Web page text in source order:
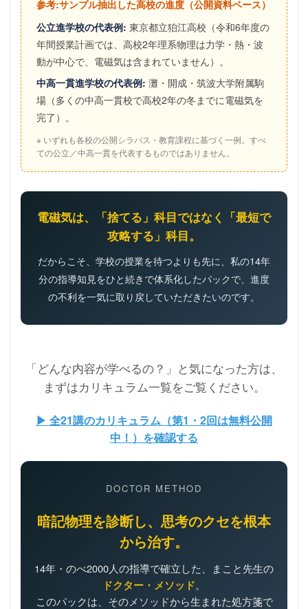
参考:サンプル抽出した高校の進度（公開資料ベース）
公立進学校の代表例: 東京都立狛江高校（令和6年度の
年間授業計画では、高校2年理系物理は力学・熱・波
動が中心で、電磁気は含まれていません）。
中高一貫進学校の代表例: 灘・開成・筑波大学附属駒
場（多くの中高一貫校で高校2年の冬までに電磁気を
完了）。
※ いずれも各校の公開シラバス・教育課程に基づく一例。すべ
ての公立／中高一貫を代表するものではありません。
電磁気は、「捨てる」科目ではなく「最短で
攻略する」科目。
だからこそ、学校の授業を待つよりも先に、私の14年
分の指導知見をひと続きで体系化したパックで、進度
の不利を一気に取り戻していただきたいのです。
「どんな内容が学べるの？」と気になった方は、
まずはカリキュラム一覧をご覧ください。
▶ 全21講のカリキュラム（第1・2回は無料公開
中！）を確認する
DOCTOR METHOD
暗記物理を診断し、思考のクセを根本
から治す。
14年・のべ2000人の指導で確立した、まこと先生の
ドクター・メソッド。
このパックは、そのメソッドから生まれた処方箋で